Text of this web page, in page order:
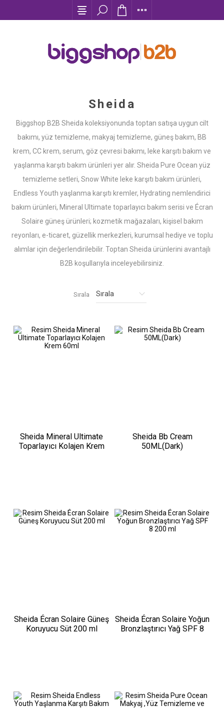
Sheida
Biggshop B2B Sheida koleksiyonunda toptan satışa uygun cilt
bakımı, yüz temizleme, makyaj temizleme, güneş bakım, BB
krem, CC krem, serum, göz çevresi bakımı, leke karşıtı bakım ve
yaşlanma karşıtı bakım ürünleri yer alır. Sheida Pure Ocean yüz
temizleme setleri, Snow White leke karşıtı bakım ürünleri,
Endless Youth yaşlanma karşıtı kremler, Hydrating nemlendirici
bakım ürünleri, Mineral Ultimate toparlayıcı bakım serisi ve Écran
Solaire güneş ürünleri; kozmetik mağazaları, kişisel bakım
reyonları, e-ticaret, güzellik merkezleri, kurumsal hediye ve toplu
alımlar için değerlendirilebilir. Toptan Sheida ürünlerini avantajlı
B2B koşullarıyla inceleyebilirsiniz.
Sırala
Sheida Mineral Ultimate
Toparlayıcı Kolajen Krem
Sheida Bb Cream
50ML(Dark)
Sheida Écran Solaire Güneş
Koruyucu Süt 200 ml
Sheida Écran Solaire Yoğun
Bronzlaştırıcı Yağ SPF 8